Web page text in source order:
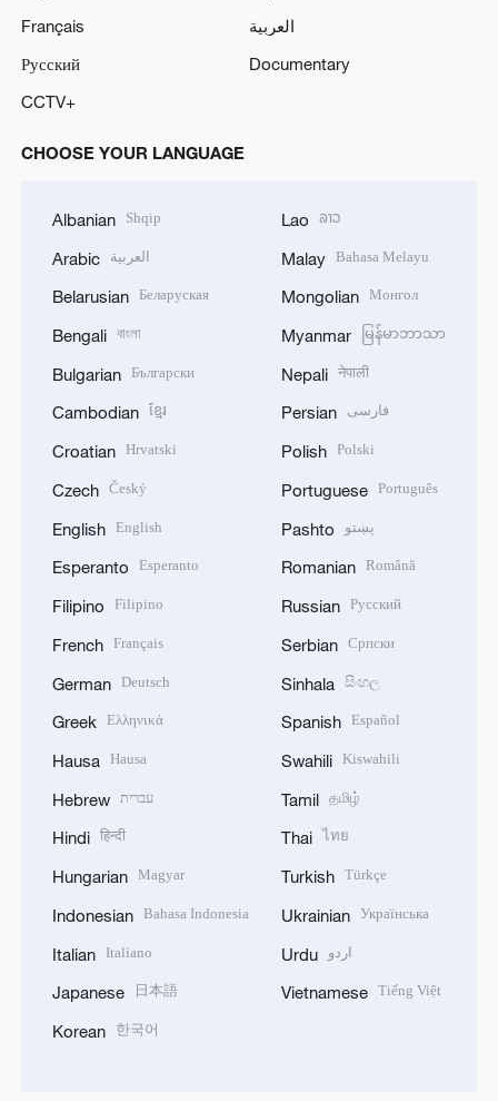
Français
العربية
Русский
Documentary
CCTV+
CHOOSE YOUR LANGUAGE
Albanian Shqip
Arabic العربية
Belarusian Беларуская
Bengali বাংলা
Bulgarian Български
Cambodian ខ្មែរ
Croatian Hrvatski
Czech Český
English English
Esperanto Esperanto
Filipino Filipino
French Français
German Deutsch
Greek Ελληνικά
Hausa Hausa
Hebrew עברית
Hindi हिन्दी
Hungarian Magyar
Indonesian Bahasa Indonesia
Italian Italiano
Japanese 日本語
Korean 한국어
Lao ລາວ
Malay Bahasa Melayu
Mongolian Монгол
Myanmar မြန်မာဘာသာ
Nepali नेपाली
Persian فارسی
Polish Polski
Portuguese Português
Pashto پښتو
Romanian Română
Russian Русский
Serbian Српски
Sinhala සිංහල
Spanish Español
Swahili Kiswahili
Tamil தமிழ்
Thai ไทย
Turkish Türkçe
Ukrainian Українська
Urdu اردو
Vietnamese Tiếng Việt